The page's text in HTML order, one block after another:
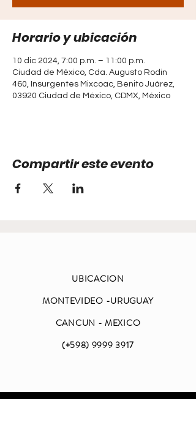
Horario y ubicación
10 dic 2024, 7:00 p.m. – 11:00 p.m.
Ciudad de México, Cda. Augusto Rodin
460, Insurgentes Mixcoac, Benito Juárez,
03920 Ciudad de México, CDMX, México
Compartir este evento
UBICACION
MONTEVIDEO -URUGUAY
CANCUN - MEXICO
(+598) 9999 3917